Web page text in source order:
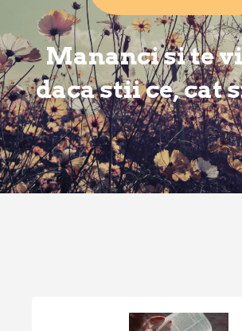
Mananci si te
daca stii ce, cat